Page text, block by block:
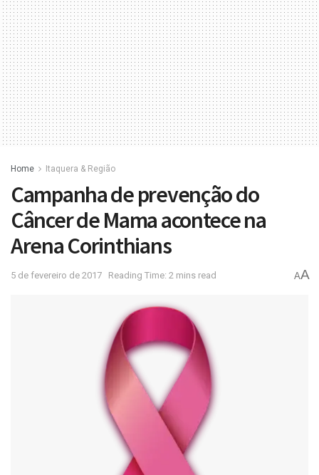
Home Itaquera & Região
Campanha de prevenção do
Câncer de Mama acontece na
Arena Corinthians
5 de fevereiro de 2017 Reading Time: 2 mins read AA